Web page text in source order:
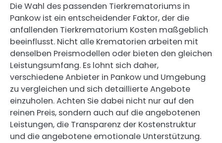
Die Wahl des passenden Tierkrematoriums in
Pankow ist ein entscheidender Faktor, der die
anfallenden Tierkrematorium Kosten maßgeblich
beeinflusst. Nicht alle Krematorien arbeiten mit
denselben Preismodellen oder bieten den gleichen
Leistungsumfang. Es lohnt sich daher,
verschiedene Anbieter in Pankow und Umgebung
zu vergleichen und sich detaillierte Angebote
einzuholen. Achten Sie dabei nicht nur auf den
reinen Preis, sondern auch auf die angebotenen
Leistungen, die Transparenz der Kostenstruktur
und die angebotene emotionale Unterstützung.